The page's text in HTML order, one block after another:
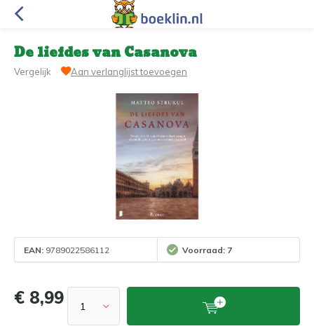
De liefdes van Casanova
Vergelijk Aan verlanglijst toevoegen
EAN: 9789022586112 Voorraad: 7
€ 8,99